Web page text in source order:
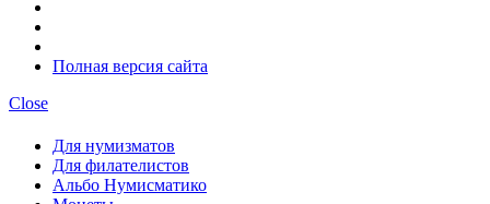
Полная версия сайта
Close
Для нумизматов
Для филателистов
Альбо Нумисматико